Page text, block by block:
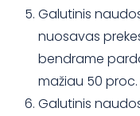
Galutinis
nuosavas
bendrame
mažiau 50
Galutinis